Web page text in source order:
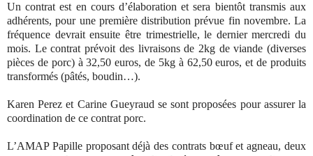
Un contrat est en cours d’élaboration et sera bientôt transmis aux
adhérents, pour une première distribution prévue fin novembre. La
fréquence devrait ensuite être trimestrielle, le dernier mercredi du
mois. Le contrat prévoit des livraisons de 2kg de viande (diverses
pièces de porc) à 32,50 euros, de 5kg à 62,50 euros, et de produits
transformés (pâtés, boudin…).
Karen Perez et Carine Gueyraud se sont proposées pour assurer la
coordination de ce contrat porc.
L’AMAP Papille proposant déjà des contrats bœuf et agneau, deux